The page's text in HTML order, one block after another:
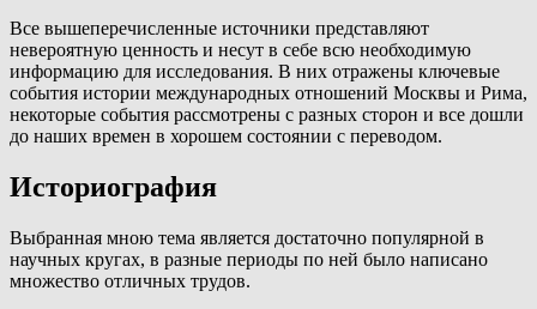
Все вышеперечисленные источники представляют
невероятную ценность и несут в себе всю необходимую
информацию для исследования. В них отражены ключевые
события истории международных отношений Москвы и Рима,
некоторые события рассмотрены с разных сторон и все дошли
до наших времен в хорошем состоянии с переводом.
Историография
Выбранная мною тема является достаточно популярной в
научных кругах, в разные периоды по ней было написано
множество отличных трудов.